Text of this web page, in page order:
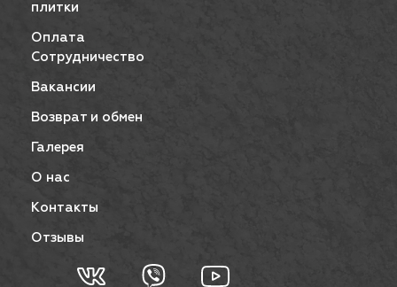
плитки
Оплата
Сотрудничество
Вакансии
Возврат и обмен
Галерея
О нас
Контакты
Отзывы